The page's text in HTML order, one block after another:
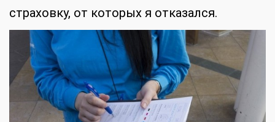
страховку, от которых я отказался.